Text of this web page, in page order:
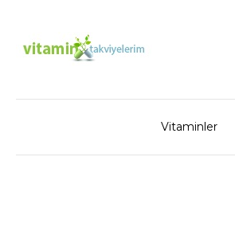
Vitaminler